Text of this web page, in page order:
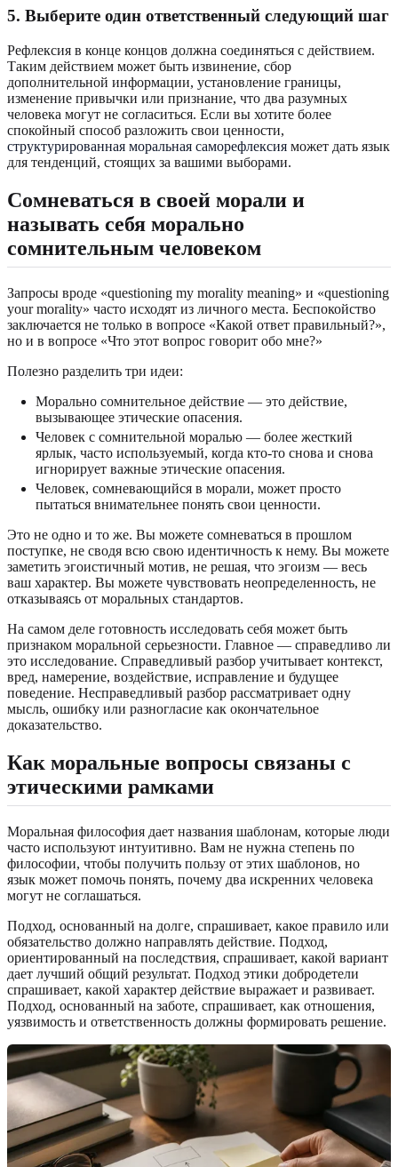
5. Выберите один ответственный следующий шаг
Рефлексия в конце концов должна соединяться с действием.
Таким действием может быть извинение, сбор
дополнительной информации, установление границы,
изменение привычки или признание, что два разумных
человека могут не согласиться. Если вы хотите более
спокойный способ разложить свои ценности,
структурированная моральная саморефлексия может дать язык
для тенденций, стоящих за вашими выборами.
Сомневаться в своей морали и
называть себя морально
сомнительным человеком
Запросы вроде «questioning my morality meaning» и «questioning
your morality» часто исходят из личного места. Беспокойство
заключается не только в вопросе «Какой ответ правильный?»,
но и в вопросе «Что этот вопрос говорит обо мне?»
Полезно разделить три идеи:
Морально сомнительное действие — это действие,
вызывающее этические опасения.
Человек с сомнительной моралью — более жесткий
ярлык, часто используемый, когда кто-то снова и снова
игнорирует важные этические опасения.
Человек, сомневающийся в морали, может просто
пытаться внимательнее понять свои ценности.
Это не одно и то же. Вы можете сомневаться в прошлом
поступке, не сводя всю свою идентичность к нему. Вы можете
заметить эгоистичный мотив, не решая, что эгоизм — весь
ваш характер. Вы можете чувствовать неопределенность, не
отказываясь от моральных стандартов.
На самом деле готовность исследовать себя может быть
признаком моральной серьезности. Главное — справедливо ли
это исследование. Справедливый разбор учитывает контекст,
вред, намерение, воздействие, исправление и будущее
поведение. Несправедливый разбор рассматривает одну
мысль, ошибку или разногласие как окончательное
доказательство.
Как моральные вопросы связаны с
этическими рамками
Моральная философия дает названия шаблонам, которые люди
часто используют интуитивно. Вам не нужна степень по
философии, чтобы получить пользу от этих шаблонов, но
язык может помочь понять, почему два искренних человека
могут не соглашаться.
Подход, основанный на долге, спрашивает, какое правило или
обязательство должно направлять действие. Подход,
ориентированный на последствия, спрашивает, какой вариант
дает лучший общий результат. Подход этики добродетели
спрашивает, какой характер действие выражает и развивает.
Подход, основанный на заботе, спрашивает, как отношения,
уязвимость и ответственность должны формировать решение.